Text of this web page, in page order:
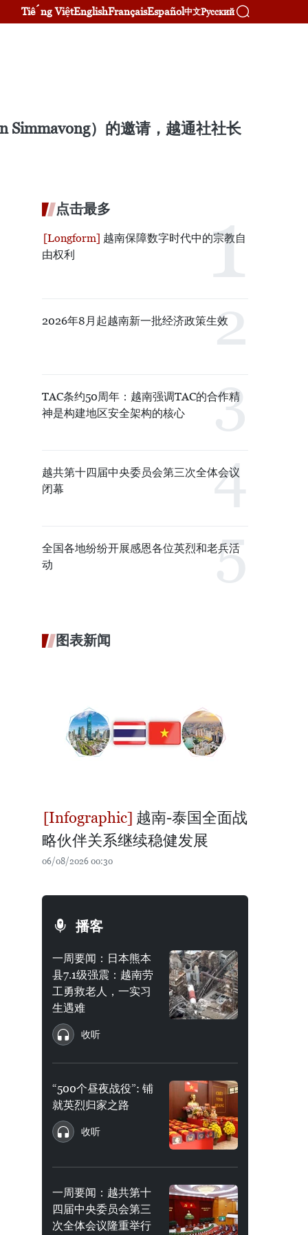
Tiếng ViệtEnglishFrançaisEspañol中文Русский
Simmavong）的邀请，越通社社长
点击最多
越南保障数字时代中的宗教自
由权利
2026年8月起越南新一批经济政策生效
TAC条约50周年：越南强调TAC的合作精
神是构建地区安全架构的核心
越共第十四届中央委员会第三次全体会议
闭幕
全国各地纷纷开展感恩各位英烈和老兵活
动
图表新闻
越南-泰国全面战
略伙伴关系继续稳健发展
06/08/2026 00:30
播客
一周要闻：日本熊本
县7.1级强震：越南劳
工勇救老人，一实习
生遇难
收听
“500个昼夜战役”: 铺
就英烈归家之路
收听
一周要闻：越共第十
四届中央委员会第三
次全体会议隆重举行